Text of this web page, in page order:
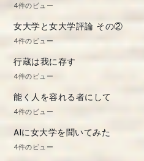
4件のビュー
女大学と女大学評論 その②
4件のビュー
行蔵は我に存す
4件のビュー
能く人を容れる者にして
4件のビュー
AIに女大学を聞いてみた
4件のビュー